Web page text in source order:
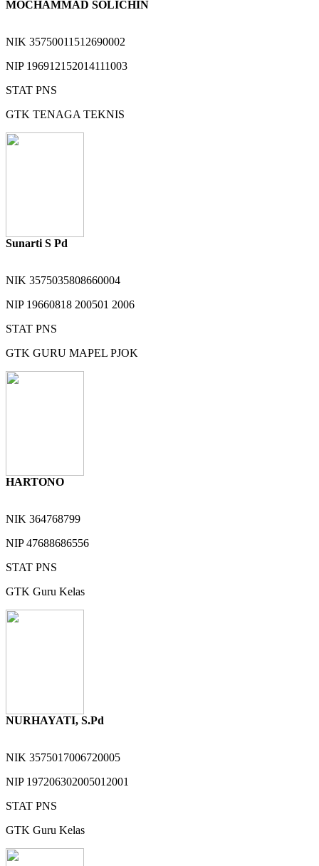
MOCHAMMAD SOLICHIN
NIK 35750011512690002
NIP 196912152014111003
STAT PNS
GTK TENAGA TEKNIS
Sunarti S Pd
NIK 3575035808660004
NIP 19660818 200501 2006
STAT PNS
GTK GURU MAPEL PJOK
HARTONO
NIK 364768799
NIP47688686556
STAT PNS
GTK Guru Kelas
NURHAYATI, S.Pd
NIK 3575017006720005
NIP 197206302005012001
STAT PNS
GTK Guru Kelas